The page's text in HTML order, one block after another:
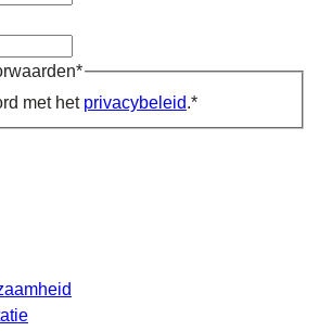
*
met het privacybeleid.*